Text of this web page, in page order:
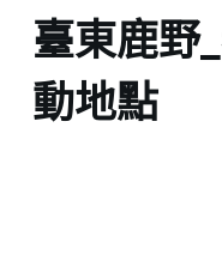
臺東鹿野
動地點